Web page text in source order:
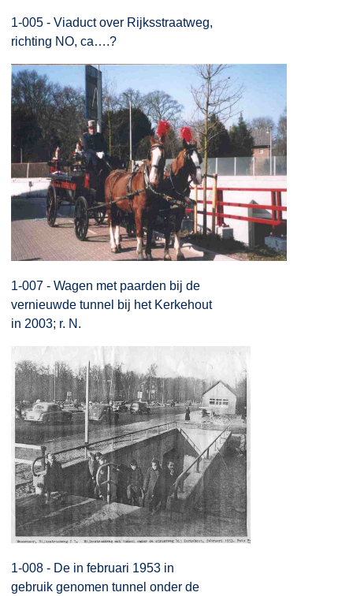
1-005 - Viaduct over Rijksstraatweg,
richting NO, ca….?
1-007 - Wagen met paarden bij de
vernieuwde tunnel bij het Kerkehout
in 2003; r. N.
1-008 - De in februari 1953 in
gebruik genomen tunnel onder de